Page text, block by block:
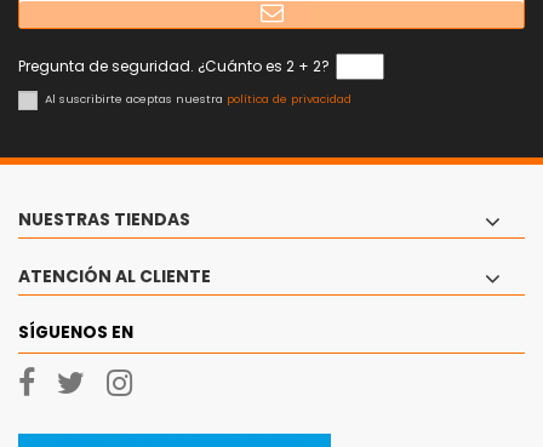
Pregunta de seguridad. ¿Cuánto es 2 + 2?
Al suscribirte aceptas nuestra política de privacidad
NUESTRAS TIENDAS
ATENCIÓN AL CLIENTE
SÍGUENOS EN